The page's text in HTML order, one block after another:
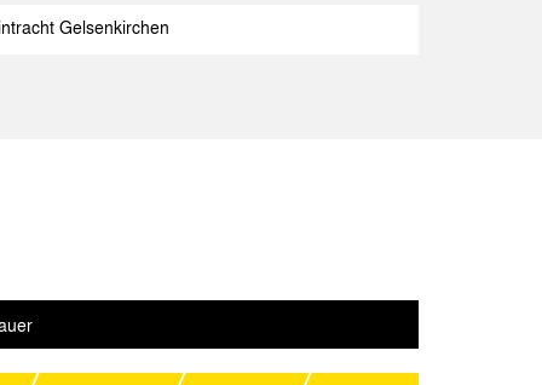
Spielbericht
Gelsenkirchen